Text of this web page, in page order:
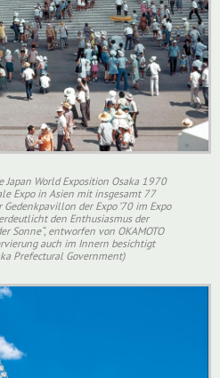
World Exposition Osaka 1970
Expo in Asien mit insgesamt 77
der Expo ’70 im Expo
den Enthusiasmus der
Sonne“, entworfen von OKAMOTO
auch im Innern besichtigt
Prefectural Government)